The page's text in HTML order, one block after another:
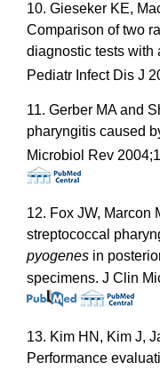
10. Gieseker KE,
Comparison of two
diagnostic tests with
Pediatr Infect Dis J
11. Gerber MA and
pharyngitis caused
Microbiol Rev
12. Fox JW, Marcon
streptococcal
pyogenes in
specimens. J Clin
13. Kim HN, Kim J,
Performance